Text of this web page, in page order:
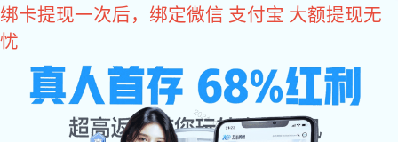
亿万28
应用方案
PROGRAMME